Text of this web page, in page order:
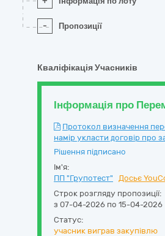
- Пропозиції
Кваліфікація Учасників
Інформація про
Протокол визначення
намір укласти договір про
Рішення підписано
Ім'я:
ПП "Групотест"
Досьє
Строк розгляду пропозиції:
з 07-04-2026 по 15-04-2026
Статус:
учасник виграв закупівлю